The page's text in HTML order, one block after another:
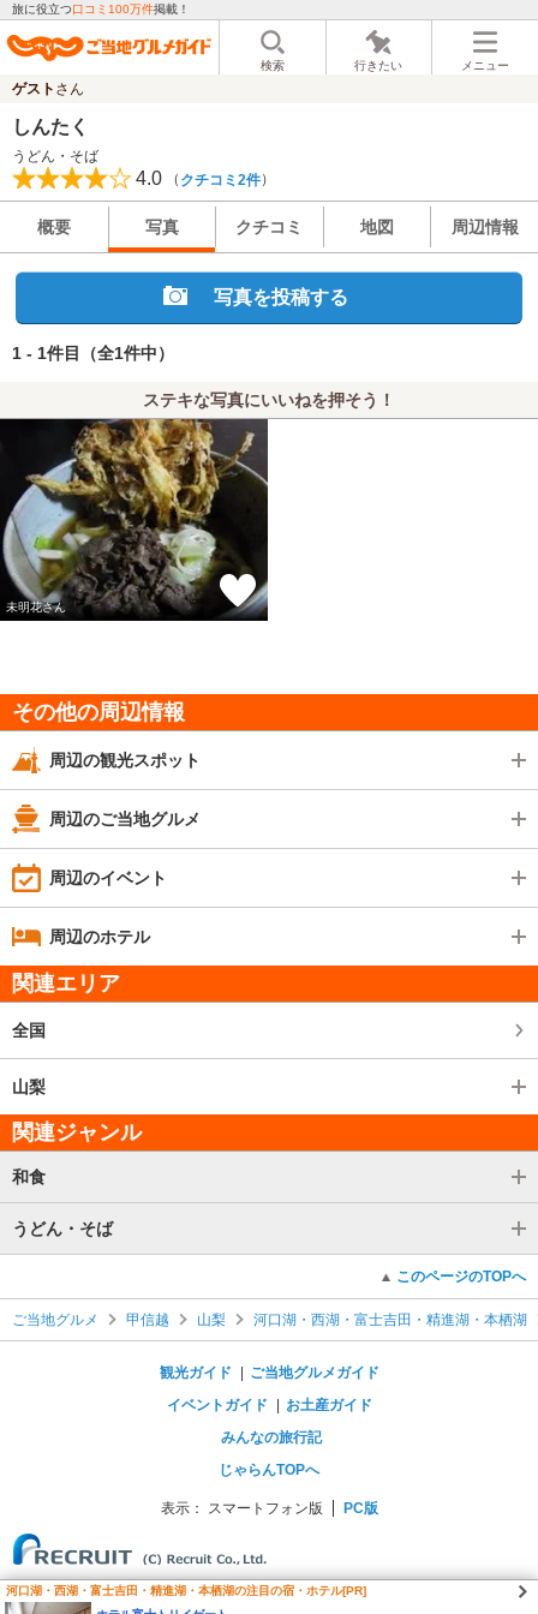
旅に役立つ口コミ100万件掲載！
検索 行きたい メニュー
ゲスト さん
しんたく
うどん・そば
4.0 （ クチコミ2件）
概要 写真 クチコミ 地図 周辺情報
写真を投稿する
1 - 1件目 （全1件中）
ステキな写真にいいねを押そう！
未明花さん
その他の周辺情報
周辺の観光スポット
周辺のご当地グルメ
周辺のイベント
周辺のホテル
関連エリア
全国
山梨
関連ジャンル
和食
うどん・そば
このページのTOPへ
ご当地グルメ 甲信越 山梨 河口湖・西湖・富士吉田・精進湖・本栖湖
観光ガイド
ご当地グルメガイド
イベントガイド
お土産ガイド
みんなの旅行記
じゃらんTOPへ
表示： スマートフォン版 PC版
河口湖・西湖・富士吉田・精進湖・本栖湖の注目の宿・ホテル[PR]